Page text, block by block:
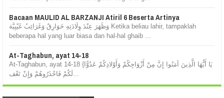
Bacaan MAULID AL BARZANJI Atiril 6 Beserta Artinya
وَظَهَرَ عِنْدَ وِلَادَتِهِ خَوَارِقُ وَغَرَائِبُ غَيْبِيَّة Ketika beliau lahir, tampaklah
beberapa hal yang luar biasa dan hal-hal ghaib ...
At-Taghabun, ayat 14-18
At-Taghabun, ayat 14-18 {يَا أَيُّهَا الَّذِينَ آمَنُوا إِنَّ مِنْ أَزْوَاجِكُمْ وَأَوْلادِكُمْ عَدُوًّا